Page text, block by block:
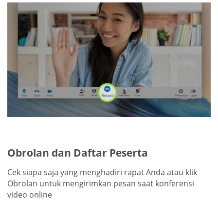
Obrolan dan Daftar Peserta
Cek siapa saja yang menghadiri rapat Anda atau klik
Obrolan untuk mengirimkan pesan saat konferensi
video online